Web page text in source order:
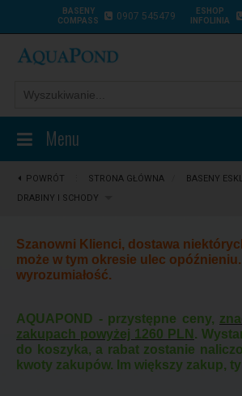
BASENY
COMPASS
0907 545479
ESHOP
INFOLINIA
Menu
POWRÓT STRONA GŁÓWNA BASENY
DRABINY I SCHODY
Szanowni Klienci, dostawa
może w tym okresie ulec
wyrozumiałość.
AQUAPOND - przystępne ceny,
zakupach powyżej 1260 PLN .
do koszyka, a rabat zostanie
kwoty zakupów. Im większy zakup,